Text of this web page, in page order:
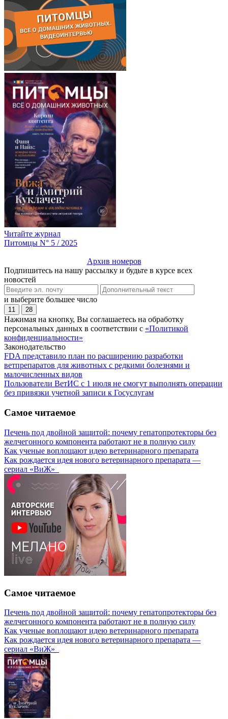
Читайте журнал
Питомцы N° 5 / 2025
Архив номеров
Подпишитесь на нашу рассылку и будьте в курсе всех
новостей
и выберите большее число
11 28
Нажимая на кнопку, Вы соглашаетесь на обработку
персональных данных в соответствии с «Политикой
конфиденциальности»
Законодательство
FDA представило план по расширению разработки
ветпрепаратов для животных с редкими болезнями и
малочисленных видов
Пользователи ВетИС с 1 июля не смогут выполнять операции
без привязки учетной записи к Госуслугам
Самое читаемое
Печень под двойной защитой: почему гепатопротекторы без
желчегонного компонента работают не в полную силу
Как ученые воплощают идею ветеринарного препарата
Как рождается идея нового ветеринарного препарата —
сериал «ВиЖ»
Самое читаемое
Печень под двойной защитой: почему гепатопротекторы без
желчегонного компонента работают не в полную силу
Как ученые воплощают идею ветеринарного препарата
Как рождается идея нового ветеринарного препарата —
сериал «ВиЖ»